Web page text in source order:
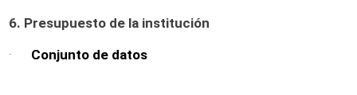
6. Presupuesto de la institución
· Conjunto de datos